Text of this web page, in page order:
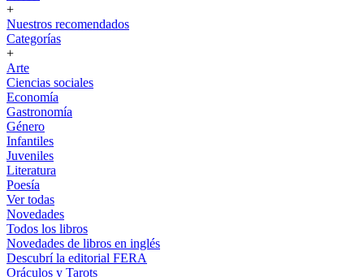
+
Nuestros recomendados
Categorías
+
Arte
Ciencias sociales
Economía
Gastronomía
Género
Infantiles
Juveniles
Literatura
Poesía
Ver todas
Novedades
Todos los libros
Novedades de libros en inglés
Descubrí la editorial FERA
Oráculos y Tarots